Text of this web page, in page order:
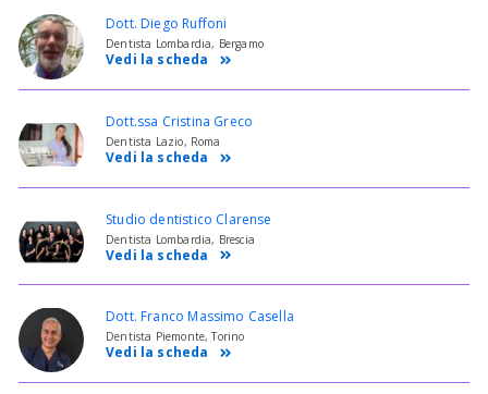
Dott. Diego Ruffoni
Dentista Lombardia, Bergamo
Vedi la scheda
Dott.ssa Cristina Greco
Dentista Lazio, Roma
Vedi la scheda
Studio dentistico Clarense
Dentista Lombardia, Brescia
Vedi la scheda
Dott. Franco Massimo Casella
Dentista Piemonte, Torino
Vedi la scheda